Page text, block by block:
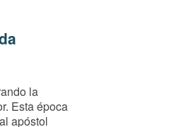
la
Esta época
apóstol